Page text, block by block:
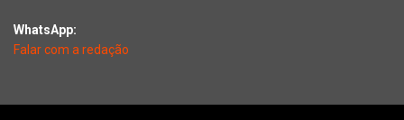
WhatsApp:
Falar com a redação